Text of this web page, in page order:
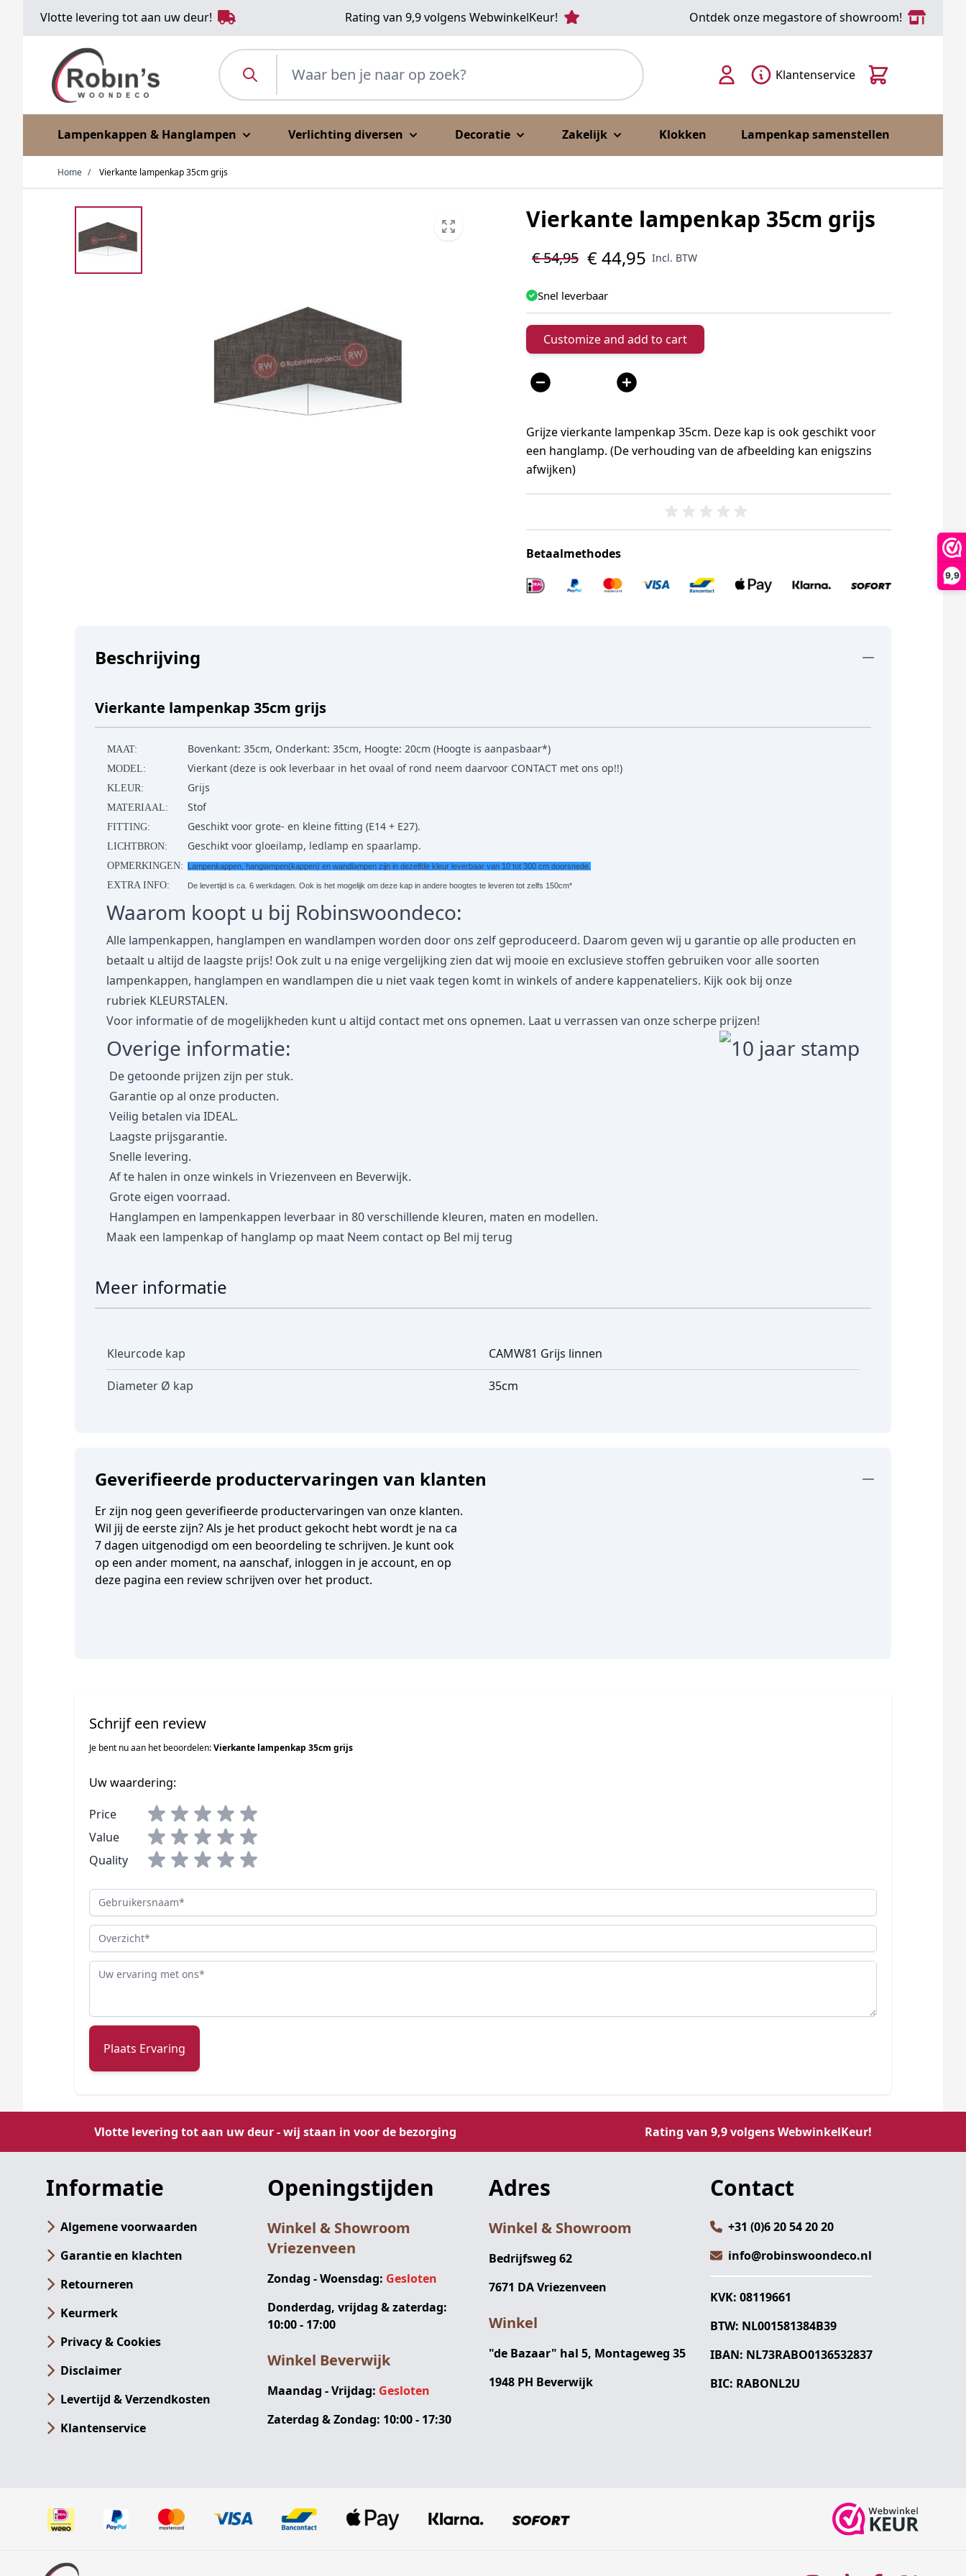
9,9
Vlotte levering tot aan uw deur! Rating van 9,9 volgens WebwinkelKeur! Ontdek onze megastore of showroom!
Waar ben je naar op zoek?
Lampenkappen & Hanglampen Verlichting diversen Decoratie Zakelijk Klokken Lampenkap samenstellen
Klantenservice Cart
Home / Vierkante lampenkap 35cm grijs
Vierkante lampenkap 35cm grijs
€ 54,95 € 44,95 Incl. BTW
Snel leverbaar
Customize and add to cart
Aantal
Grijze vierkante lampenkap 35cm. Deze kap is ook geschikt voor
een hanglamp. (De verhouding van de afbeelding kan enigszins
afwijken)
Betaalmethodes
Beschrijving
Vierkante lampenkap 35cm grijs
MAAT: Bovenkant: 35cm, Onderkant: 35cm, Hoogte: 20cm (Hoogte is aanpasbaar*)
MODEL: Vierkant (deze is ook leverbaar in het ovaal of rond neem daarvoor CONTACT met ons op!!)
KLEUR: Grijs
MATERIAAL: Stof
FITTING: Geschikt voor grote- en kleine fitting (E14 + E27).
LICHTBRON: Geschikt voor gloeilamp, ledlamp en spaarlamp.
OPMERKINGEN: Lampenkappen, hanglampen(kappen) en wandlampen zijn in dezelfde kleur leverbaar van 10 tot 300 cm doorsnede.
EXTRA INFO: De levertijd is ca. 6 werkdagen. Ook is het mogelijk om deze kap in andere hoogtes te leveren tot zelfs 150cm*
Waarom koopt u bij Robinswoondeco:
Alle lampenkappen, hanglampen en wandlampen worden door ons zelf geproduceerd. Daarom geven wij u garantie op alle producten en
betaalt u altijd de laagste prijs! Ook zult u na enige vergelijking zien dat wij mooie en exclusieve stoffen gebruiken voor alle soorten
lampenkappen, hanglampen en wandlampen die u niet vaak tegen komt in winkels of andere kappenateliers. Kijk ook bij onze
rubriek KLEURSTALEN.
Voor informatie of de mogelijkheden kunt u altijd contact met ons opnemen. Laat u verrassen van onze scherpe prijzen!
Overige informatie:
De getoonde prijzen zijn per stuk.
Garantie op al onze producten.
Veilig betalen via IDEAL.
Laagste prijsgarantie.
Snelle levering.
Af te halen in onze winkels in Vriezenveen en Beverwijk.
Grote eigen voorraad.
Hanglampen en lampenkappen leverbaar in 80 verschillende kleuren, maten en modellen.
Maak een lampenkap of hanglamp op maat Neem contact op Bel mij terug
Meer informatie
Kleurcode kap CAMW81 Grijs linnen
Diameter Ø kap 35cm
Geverifieerde productervaringen van klanten
Er zijn nog geen geverifieerde productervaringen van onze klanten.
Wil jij de eerste zijn? Als je het product gekocht hebt wordt je na ca
7 dagen uitgenodigd om een beoordeling te schrijven. Je kunt ook
op een ander moment, na aanschaf, inloggen in je account, en op
deze pagina een review schrijven over het product.
Schrijf een review
Je bent nu aan het beoordelen:Vierkante lampenkap 35cm grijs
Uw waardering:
Price
Value
Quality
Gebruikersnaam
Overzicht
Review
Plaats Ervaring
Vlotte levering tot aan uw deur - wij staan in voor de bezorging Rating van 9,9 volgens WebwinkelKeur!
Informatie
Algemene voorwaarden
Garantie en klachten
Retourneren
Keurmerk
Privacy & Cookies
Disclaimer
Levertijd & Verzendkosten
Klantenservice
Openingstijden
Winkel & Showroom
Vriezenveen
Zondag - Woensdag: Gesloten
Donderdag, vrijdag & zaterdag:
10:00 - 17:00
Winkel Beverwijk
Maandag - Vrijdag: Gesloten
Zaterdag & Zondag: 10:00 - 17:30
Adres
Winkel & Showroom
Bedrijfsweg 62
7671 DA Vriezenveen
Winkel
"de Bazaar" hal 5, Montageweg 35
1948 PH Beverwijk
Contact
+31 (0)6 20 54 20 20
info@robinswoondeco.nl
KVK: 08119661
BTW: NL001581384B39
IBAN: NL73RABO0136532837
BIC: RABONL2U